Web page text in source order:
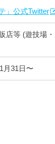
」公式Twitter
店等 (遊技場
月31日〜